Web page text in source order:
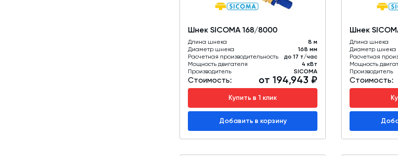
Шнек SICOMA 168/8000
Длина шнека
8 м
Диаметр шнека
168 мм
Расчетная производительность
до 17 т/час
Мощность двигателя
4 кВт
Производитель
SICOMA
Стоимость: от 194,943 ₽
Купить в 1 клик
Добавить в корзину
Шнек
Длина шнека
Диаметр шнека
Расчетная
Мощность
Производитель
Стоимость: